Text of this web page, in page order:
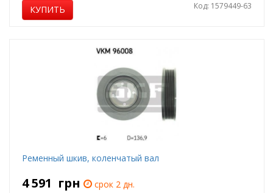
КУПИТЬ Код: 1579449-63
Ременный шкив, коленчатый вал
4 591 грн
срок 2 дн.